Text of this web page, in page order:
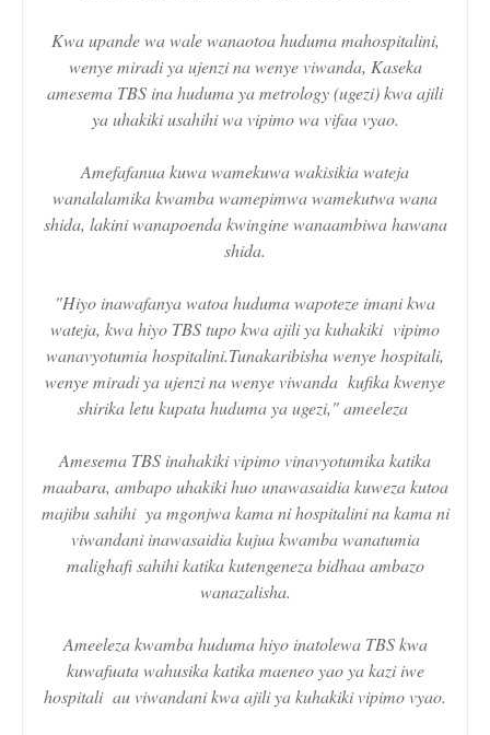
Kwa upande wa wale wanaotoa huduma mahospitalini,
wenye miradi ya ujenzi na wenye viwanda, Kaseka
amesema TBS ina huduma ya metrology (ugezi) kwa ajili
ya uhakiki usahihi wa vipimo wa vifaa vyao.
Amefafanua kuwa wamekuwa wakisikia wateja
wanalalamika kwamba wamepimwa wamekutwa wana
shida, lakini wanapoenda kwingine wanaambiwa hawana
shida.
"Hiyo inawafanya watoa huduma wapoteze imani kwa
wateja, kwa hiyo TBS tupo kwa ajili ya kuhakiki vipimo
wanavyotumia hospitalini.Tunakaribisha wenye hospitali,
wenye miradi ya ujenzi na wenye viwanda kufika kwenye
shirika letu kupata huduma ya ugezi," ameeleza
Amesema TBS inahakiki vipimo vinavyotumika katika
maabara, ambapo uhakiki huo unawasaidia kuweza kutoa
majibu sahihi ya mgonjwa kama ni hospitalini na kama ni
viwandani inawasaidia kujua kwamba wanatumia
malighafi sahihi katika kutengeneza bidhaa ambazo
wanazalisha.
Ameeleza kwamba huduma hiyo inatolewa TBS kwa
kuwafuata wahusika katika maeneo yao ya kazi iwe
hospitali au viwandani kwa ajili ya kuhakiki vipimo vyao.